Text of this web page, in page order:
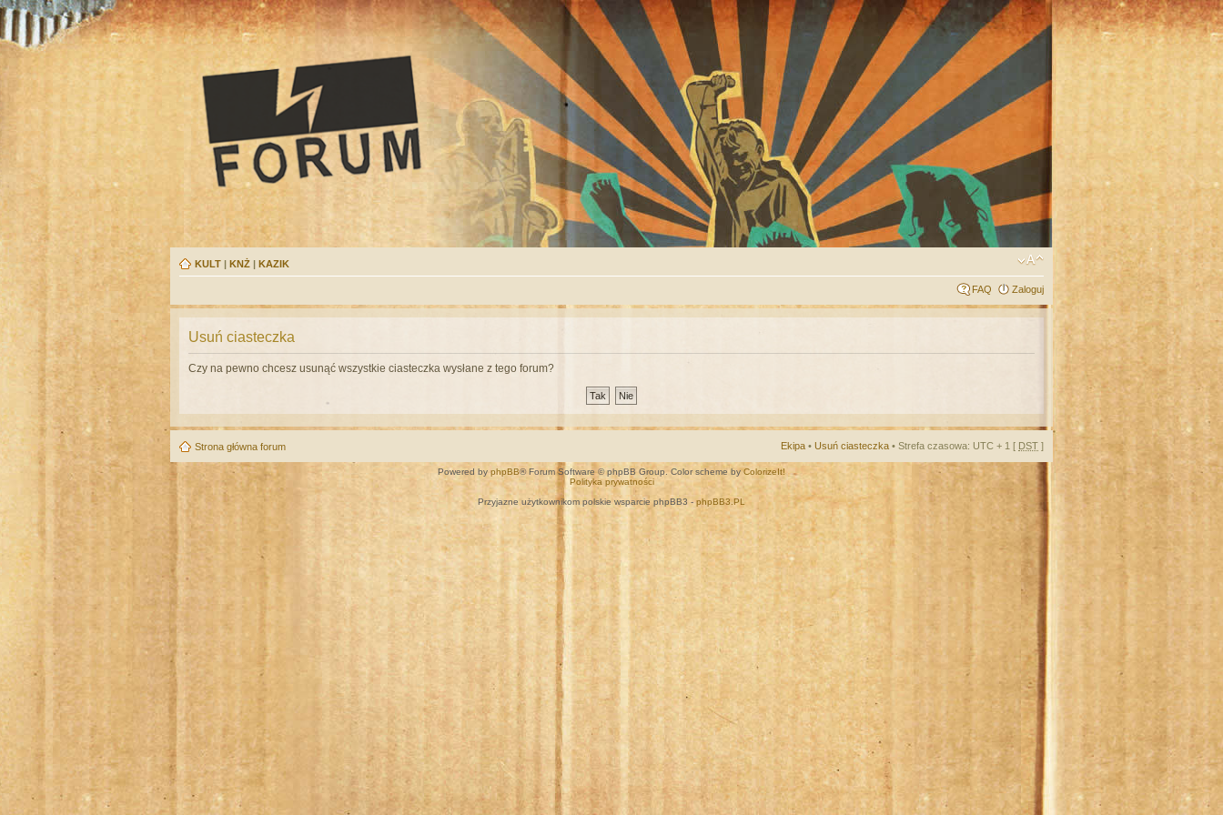
KULT | KNŻ | KAZIK
FAQ Zaloguj
Usuń ciasteczka
Czy na pewno chcesz usunąć wszystkie ciasteczka wysłane z tego forum?
Strona główna forum Ekipa • Usuń ciasteczka • Strefa czasowa: UTC + 1 [ DST ]
Powered by phpBB® Forum Software © phpBB Group. Color scheme byColorizeIt!
Polityka prywatności
Przyjazne użytkownikom polskie wsparcie phpBB3 -phpBB3.PL